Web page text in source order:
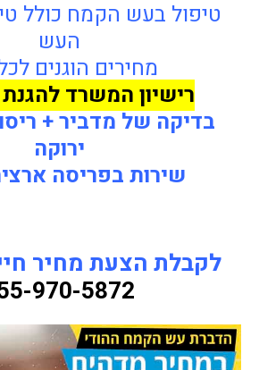
טיפול בעש הקמח כולל
העש
מחירים הוגנים
רישיון המשרד
בדיקה של מדביר +
ירוקה
שירות בפריסה
לקבלת הצעת מחיר
970-5872